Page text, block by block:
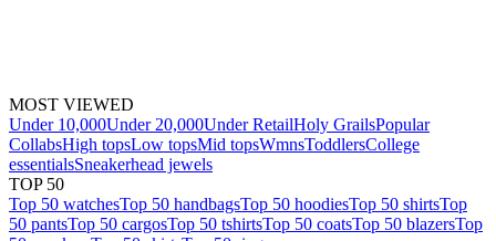
MOST VIEWED
Under 10,000Under 20,000Under RetailHoly GrailsPopular
CollabsHigh topsLow topsMid topsWmnsToddlersCollege
essentialsSneakerhead jewels
TOP 50
Top 50 watchesTop 50 handbagsTop 50 hoodiesTop 50 shirtsTop
50 pantsTop 50 cargosTop 50 tshirtsTop 50 coatsTop 50 blazersTop